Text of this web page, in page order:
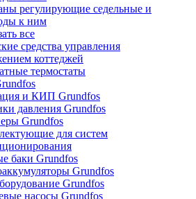
регулирующие седельные и
к ним
все
средства управления
коттеджей
термостаты
и КИП Grundfos
давления Grundfos
Grundfos
для систем
баки Grundfos
Grundfos
Grundfos
насосы Grundfos